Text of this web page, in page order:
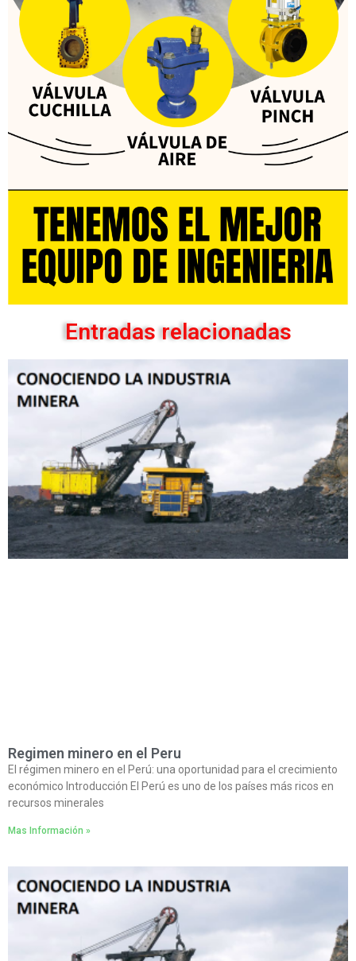
Entradas relacionadas
Regimen minero en el Peru
El régimen minero en el Perú: una oportunidad para el crecimiento
económico Introducción El Perú es uno de los países más ricos en
recursos minerales
Mas Información »